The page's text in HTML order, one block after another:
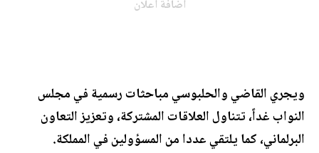
اضافة اعلان
ويجري القاضي والحلبوسي مباحثات رسمية في مجلس
النواب غداً، تتناول العلاقات المشتركة، وتعزيز التعاون
البرلماني، كما يلتقي عددا من المسؤولين في المملكة.